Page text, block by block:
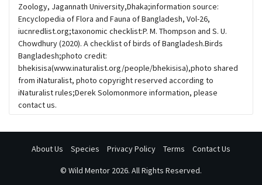
ছোট মাছরাঙা
ছোটন প্রিনা
জিরিয়া-টিটি
ঝিলি-পানমুরগি
Zoology, Jagannath University,Dhaka;information source:
Encyclopedia of Flora and Fauna of Bangladesh, Vol-26,
iucnredlist.org;taxonomic checklist:P. M. Thompson and S. U.
Chowdhury (2020). A checklist of birds of Bangladesh.Birds
Bangladesh;photo credit:
bhekisisa(www.inaturalist.org/people/bhekisisa),photo shared
from iNaturalist, photo copyright reserved according to
iNaturalist rules;Derek Solomonmore information, please
contact us.
About Us Species Privacy Policy Terms Contact Us
© Wild Mentor 2026. All Rights Reserved.